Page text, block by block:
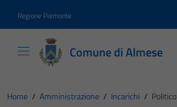
Regione Piemonte
Comune di Almese
Home / Amministrazione / Incarichi / Politico